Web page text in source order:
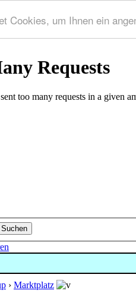
Cookies, um Ihnen ein
› Marktplatz